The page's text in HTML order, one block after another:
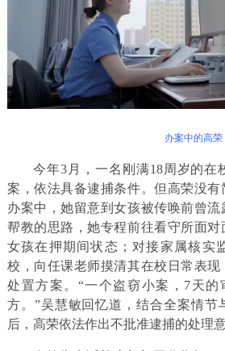
办案中的高荣
今年3月，一名刚满18周岁的在
案，依法具备逮捕条件。但高荣没
办案中，她留意到女孩被传唤前曾
帮教的思路，她专程前往看守所面
女孩在押期间状态；对接家属核实
校，向任课老师摸清其在校日常表
处置方案。“一个盗窃小案，7天的
方。”吴慧敏回忆道，结合全案情节
后，高荣依法作出不批准逮捕的处理意